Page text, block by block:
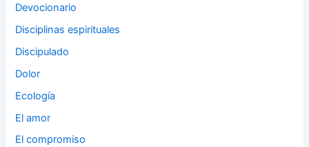
Devocionario
Disciplinas espirituales
Discipulado
Dolor
Ecología
El amor
El compromiso